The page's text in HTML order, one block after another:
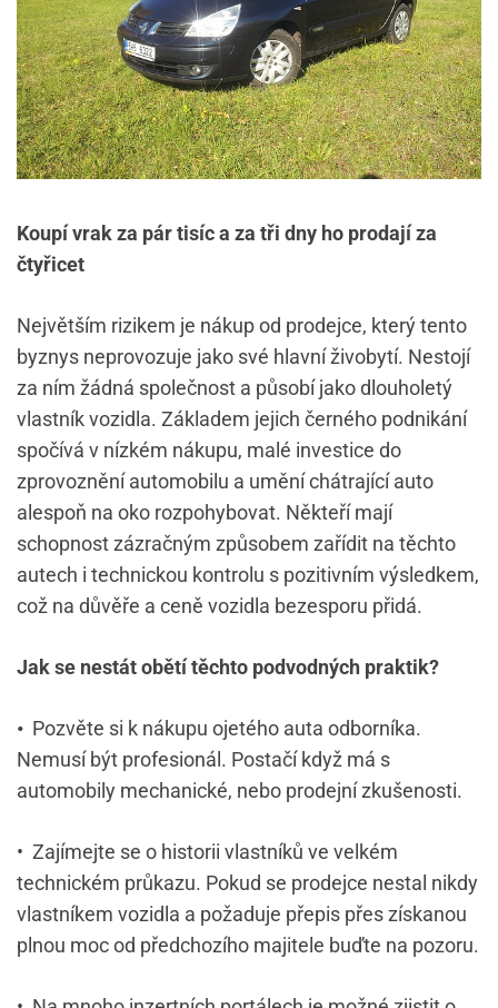
Koupí vrak za pár tisíc a za tři dny ho prodají za
čtyřicet
Největším rizikem je nákup od prodejce, který tento
byznys neprovozuje jako své hlavní živobytí. Nestojí
za ním žádná společnost a působí jako dlouholetý
vlastník vozidla. Základem jejich černého podnikání
spočívá v nízkém nákupu, malé investice do
zprovoznění automobilu a umění chátrající auto
alespoň na oko rozpohybovat. Někteří mají
schopnost zázračným způsobem zařídit na těchto
autech i technickou kontrolu s pozitivním výsledkem,
což na důvěře a ceně vozidla bezesporu přidá.
Jak se nestát obětí těchto podvodných praktik?
• Pozvěte si k nákupu ojetého auta odborníka.
Nemusí být profesionál. Postačí když má s
automobily mechanické, nebo prodejní zkušenosti.
• Zajímejte se o historii vlastníků ve velkém
technickém průkazu. Pokud se prodejce nestal nikdy
vlastníkem vozidla a požaduje přepis přes získanou
plnou moc od předchozího majitele buďte na pozoru.